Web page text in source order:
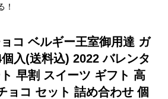
！
コ ベルギー王室御用達 ガ
入(送料込) 2022 バレンタ
早割 スイーツ ギフト 高
ョコ セット 詰め合わせ 個